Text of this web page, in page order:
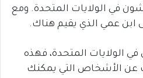
في الولايات المتحدة. ومع
ابن عمي الذي يقيم هناك.
الولايات المتحدة، فهذه
عن الأشخاص التي يمكنك